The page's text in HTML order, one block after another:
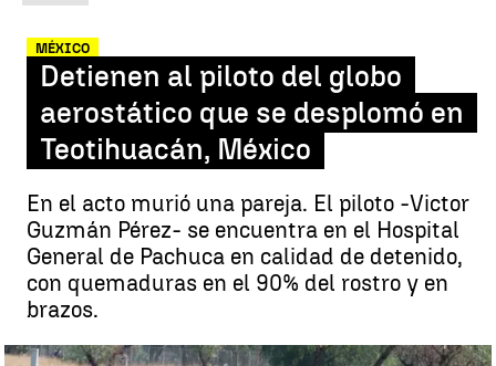
MÉXICO
Detienen al piloto del globo
aerostático que se desplomó en
Teotihuacán, México
En el acto murió una pareja. El piloto -Victor
Guzmán Pérez- se encuentra en el Hospital
General de Pachuca en calidad de detenido,
con quemaduras en el 90% del rostro y en
brazos.